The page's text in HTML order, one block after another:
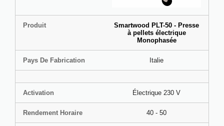
Produit
Smartwood PLT-50 - Presse
à pellets électrique
Monophasée
Pays De Fabrication Italie
Activation Électrique 230 V
Rendement Horaire 40 - 50